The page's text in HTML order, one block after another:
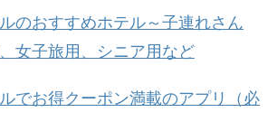
のおすすめホテル～子連れさん
女子旅用、シニア用など
でお得クーポン満載のアプリ（必